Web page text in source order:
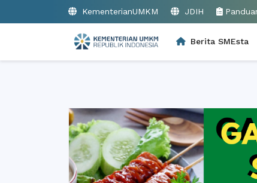
KementerianUMKM JDIH
Berita SMEsta